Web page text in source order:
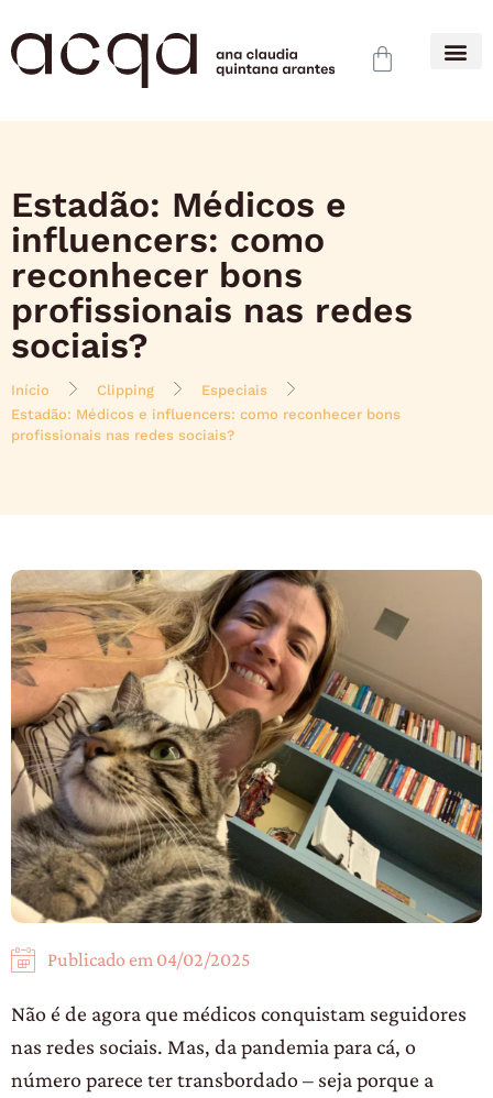
Estadão: Médicos e
influencers: como
reconhecer bons
profissionais nas redes
sociais?
Início Clipping
Especiais
Estadão: Médicos e influencers: como reconhecer bons
profissionais nas redes sociais?
Publicado em 04/02/2025
Não é de agora que médicos conquistam seguidores
nas redes sociais. Mas, da pandemia para cá, o
número parece ter transbordado – seja porque a